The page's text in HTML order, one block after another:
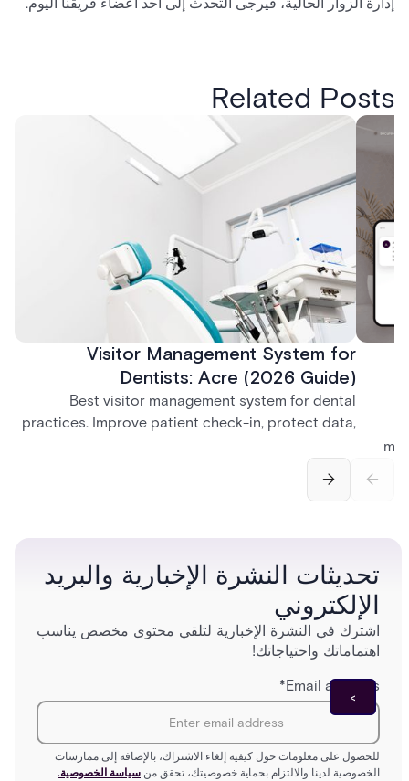
Related Posts
Visitor Management System for
Dentists: Acre (2026 Guide)
Best visitor management system for dental
practices. Improve patient check-in, protect data,
تحديثات النشرة الإخبارية والبريد
الإلكتروني
اشترك في النشرة الإخبارية لتلقي محتوى مخصص يناسب
اهتماماتك واحتياجاتك!
Email address
*
للحصول على معلومات حول كيفية إلغاء الاشتراك، بالإضافة إلى ممارسات
الخصوصية لدينا والالتزام بحماية خصوصيتك، تحقق من سياسة الخصوصية.